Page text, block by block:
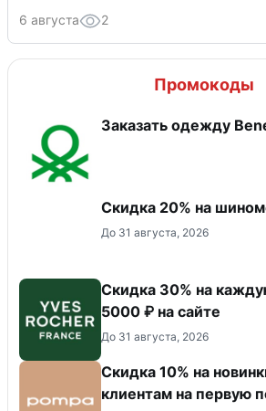
6 августа 2
Промокоды
Заказать одежду
Скидка 20% на
До 31 августа, 2026
Скидка 30% на
5000 ₽ на сайте
До 31 августа, 2026
Скидка 10% на
клиентам на первую